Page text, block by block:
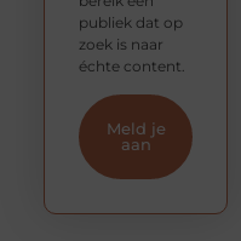
publiek dat op
zoek is naar
échte content.
Meld je
aan